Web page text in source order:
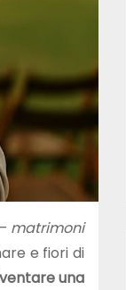
matrimoni
e fiori di
una